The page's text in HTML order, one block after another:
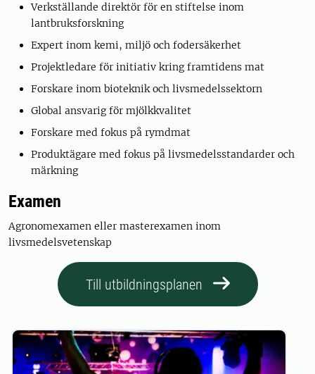
Verkställande direktör för en stiftelse inom
lantbruksforskning
Expert inom kemi, miljö och fodersäkerhet
Projektledare för initiativ kring framtidens mat
Forskare inom bioteknik och livsmedelssektorn
Global ansvarig för mjölkkvalitet
Forskare med fokus på rymdmat
Produktägare med fokus på livsmedelsstandarder och
märkning
Examen
Agronomexamen eller masterexamen inom
livsmedelsvetenskap
Till utbildningsplanen